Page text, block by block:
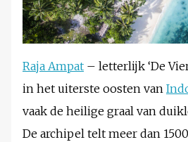
Raja Ampat – letterlijk ‘De
in het uiterste oosten van
vaak de heilige graal van
De archipel telt meer dan